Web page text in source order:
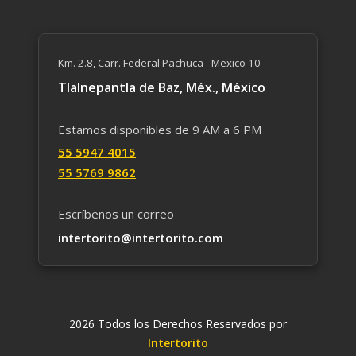
Km. 2.8, Carr. Federal Pachuca - Mexico 10
Tlalnepantla de Baz, Méx., México
Estamos disponibles de 9 AM a 6 PM
55 59​47 4015
55 5769 9862
Escríbenos un correo
intertorito@intertorito.com
2026 Todos los Derechos Reservados por
Intertorito